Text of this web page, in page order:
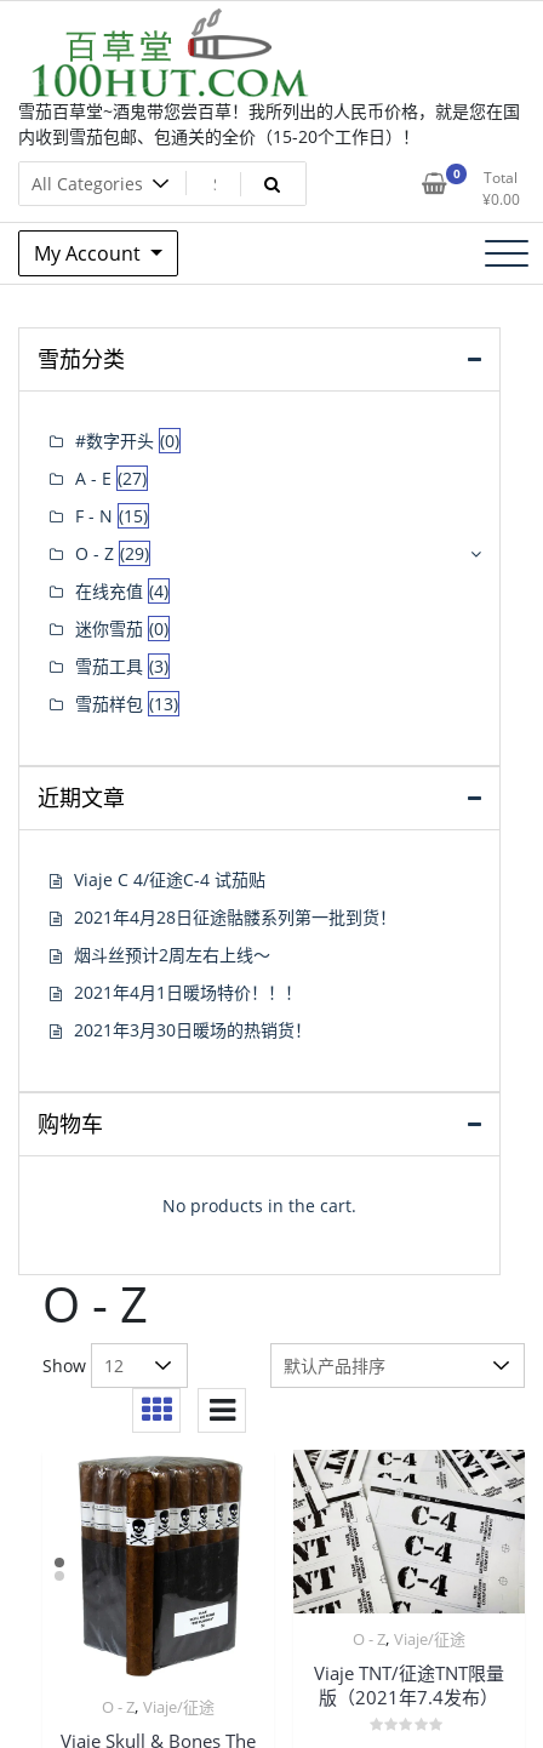
content
雪茄百草堂~酒鬼带您尝百草！我所列出的人民币价格，就是您在国
内收到雪茄包邮、包通关的全价（15-20个工作日）！
0
Total
¥0.00
My Account
O - Z
Show
O - Z,Viaje/征途
Viaje Skull & Bones The
O - Z, Viaje/征途
Viaje TNT/征途TNT限量
版（2021年7.4发布）
雪茄分类
#数字开头 (0)
A - E (27)
F - N (15)
O - Z (29)
在线充值 (4)
迷你雪茄 (0)
雪茄工具 (3)
雪茄样包 (13)
近期文章
Viaje C 4/征途C-4 试茄贴
2021年4月28日征途骷髅系列第一批到货！
烟斗丝预计2周左右上线～
2021年4月1日暖场特价！！！
2021年3月30日暖场的热销货！
购物车
No products in the cart.